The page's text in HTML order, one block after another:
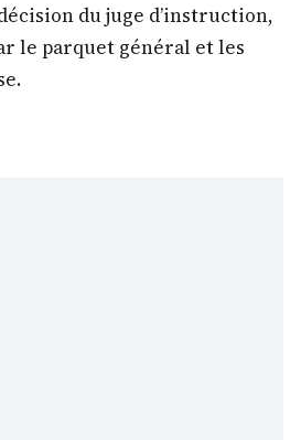
du juge d’instruction,
le parquet général et les